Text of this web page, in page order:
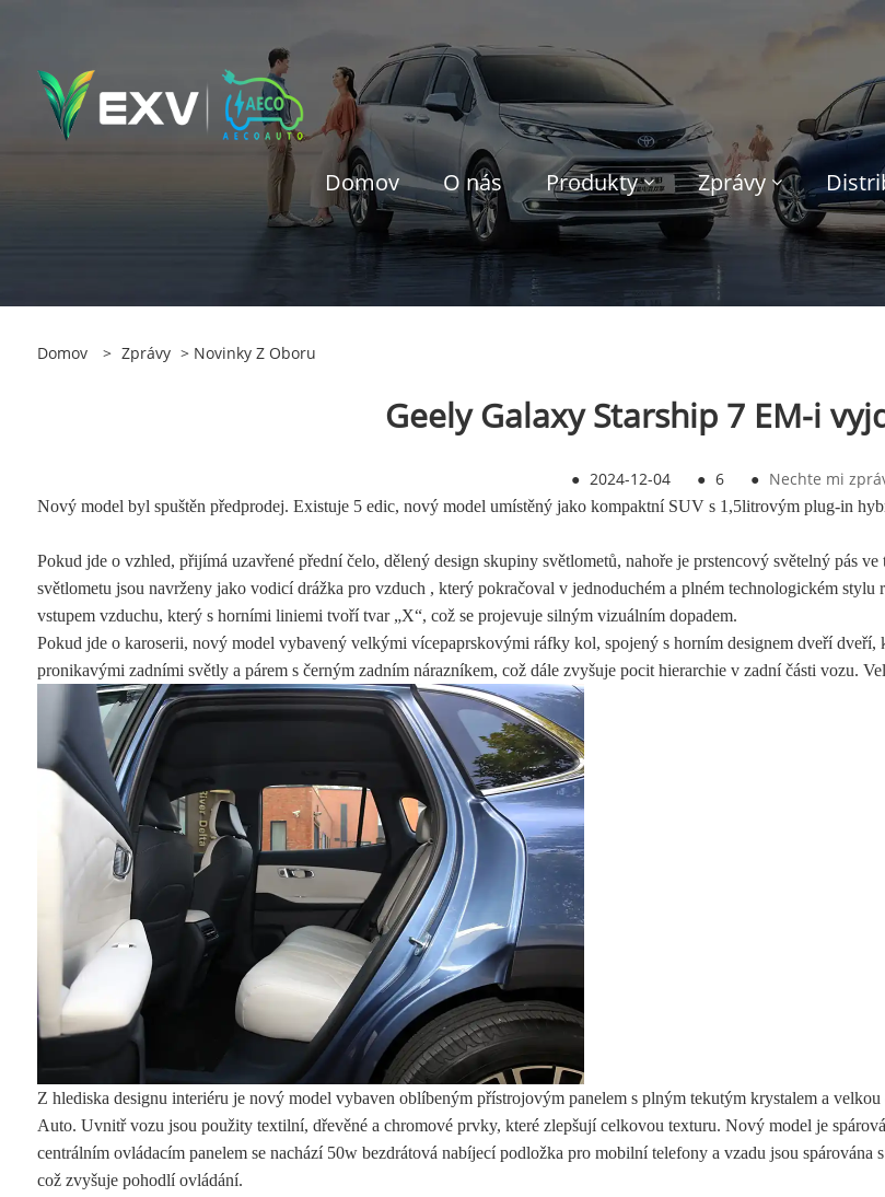
Domov O nás Produkty Zprávy
Domov > Zprávy > Novinky Z Oboru
Geely Galaxy Starship 7 EM-i
● 2024-12-04 ● 6 ● Nechte mi
Nový model byl spuštěn předprodej. Existuje 5 edic, nový model umístěný jako kompaktní SUV s 1,5litrovým plug-in
Pokud jde o vzhled, přijímá uzavřené přední čelo, dělený design skupiny světlometů, nahoře je prstencový světelný pás
světlometu jsou navrženy jako vodicí drážka pro vzduch , který pokračoval v jednoduchém a plném technologickém
vstupem vzduchu, který s horními liniemi tvoří tvar „X“, což se projevuje silným vizuálním dopadem.
Pokud jde o karoserii, nový model vybavený velkými vícepaprskovými ráfky kol, spojený s horním designem dveří
pronikavými zadními světly a párem s černým zadním nárazníkem, což dále zvyšuje pocit hierarchie v zadní části vozu.
Z hlediska designu interiéru je nový model vybaven oblíbeným přístrojovým panelem s plným tekutým krystalem a
Auto. Uvnitř vozu jsou použity textilní, dřevěné a chromové prvky, které zlepšují celkovou texturu. Nový model je
centrálním ovládacím panelem se nachází 50w bezdrátová nabíjecí podložka pro mobilní telefony a vzadu jsou
což zvyšuje pohodlí ovládání.